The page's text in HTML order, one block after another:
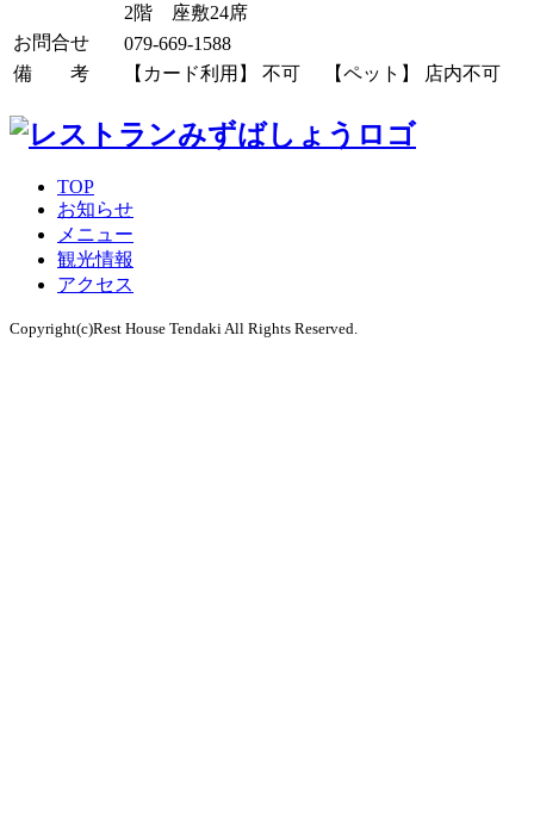
2階 座敷24席
お問合せ
079-669-1588
備 考
【カード利用】 不可 【ペット】 店内不可
TOP
お知らせ
メニュー
観光情報
アクセス
Copyright(c)Rest House Tendaki All Rights Reserved.